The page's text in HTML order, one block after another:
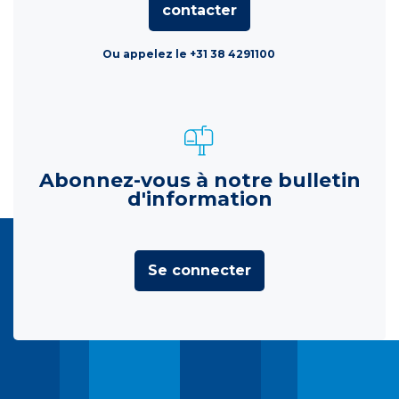
contacter
Ou appelez le +31 38 4291100
Abonnez-vous à notre bulletin
d'information
Se connecter